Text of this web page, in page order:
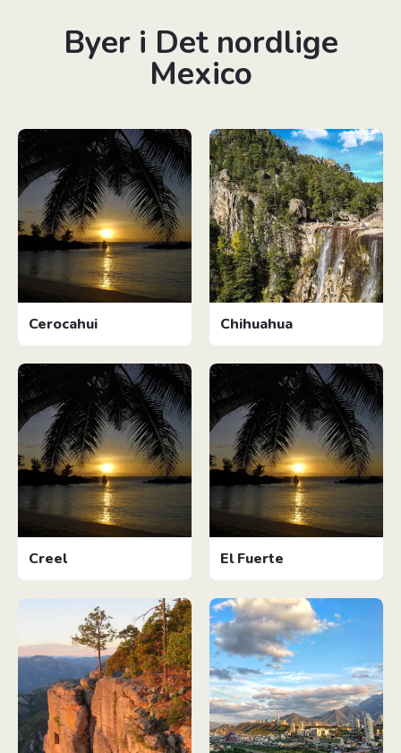
Byer i Det nordlige
Mexico
Cerocahui Chihuahua
Creel El Fuerte